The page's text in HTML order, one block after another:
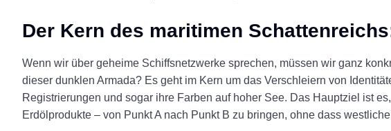
Der Kern des maritimen
Wenn wir über geheime Schiffsnetzwerke sprechen, müssen wir ganz
dieser dunklen Armada? Es geht im Kern um das Verschleiern von
Registrierungen und sogar ihre Farben auf hoher See. Das Hauptziel ist
Erdölprodukte – von Punkt A nach Punkt B zu bringen, ohne dass